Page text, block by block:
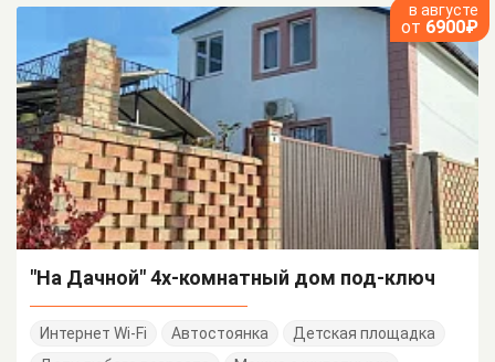
в августе
от 6900₽
"На Дачной" 4х-комнатный дом под-ключ
Интернет Wi-Fi Автостоянка
Детская площадка